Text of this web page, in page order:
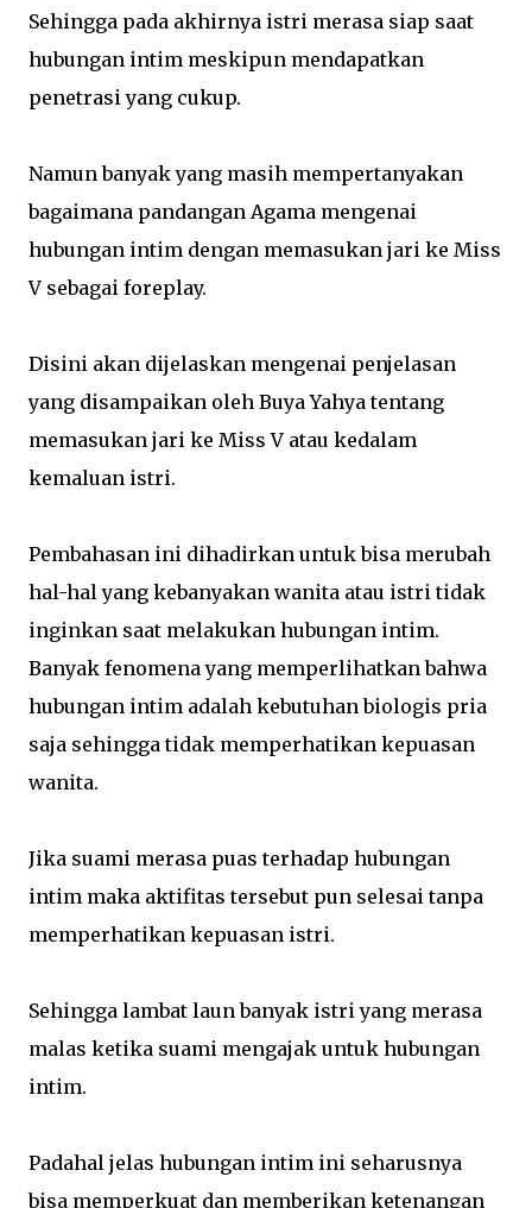
Sehingga pada akhirnya istri merasa siap saat
hubungan intim meskipun mendapatkan
penetrasi yang cukup.
Namun banyak yang masih mempertanyakan
bagaimana pandangan Agama mengenai
hubungan intim dengan memasukan jari ke Miss
V sebagai foreplay.
Disini akan dijelaskan mengenai penjelasan
yang disampaikan oleh Buya Yahya tentang
memasukan jari ke Miss V atau kedalam
kemaluan istri.
Pembahasan ini dihadirkan untuk bisa merubah
hal-hal yang kebanyakan wanita atau istri tidak
inginkan saat melakukan hubungan intim.
Banyak fenomena yang memperlihatkan bahwa
hubungan intim adalah kebutuhan biologis pria
saja sehingga tidak memperhatikan kepuasan
wanita.
Jika suami merasa puas terhadap hubungan
intim maka aktifitas tersebut pun selesai tanpa
memperhatikan kepuasan istri.
Sehingga lambat laun banyak istri yang merasa
malas ketika suami mengajak untuk hubungan
intim.
Padahal jelas hubungan intim ini seharusnya
bisa memperkuat dan memberikan ketenangan